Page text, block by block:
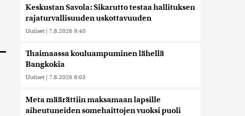
Keskustan Savola: Sikarutto testaa hallituksen
rajaturvallisuuden uskottavuuden
Uutiset | 7.8.2026 9:40
Thaimaassa kouluampuminen lähellä
Bangkokia
Uutiset | 7.8.2026 8:03
Meta määrättiin maksamaan lapsille
aiheutuneiden somehaittojen vuoksi puoli